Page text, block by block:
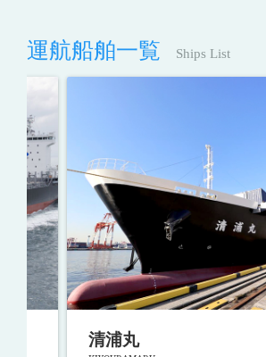
運航船舶一覧 Ships List
清浦丸